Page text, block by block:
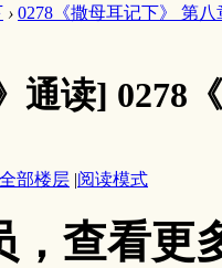
› 0278《撒母耳记下》 第八
通读] 0278
部楼层 |阅读模式
，查看更